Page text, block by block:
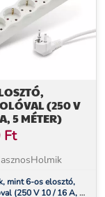
(250 V
5 MÉTER)
Ft
mint 6-os elosztó,
V 10 / 16 A, 5